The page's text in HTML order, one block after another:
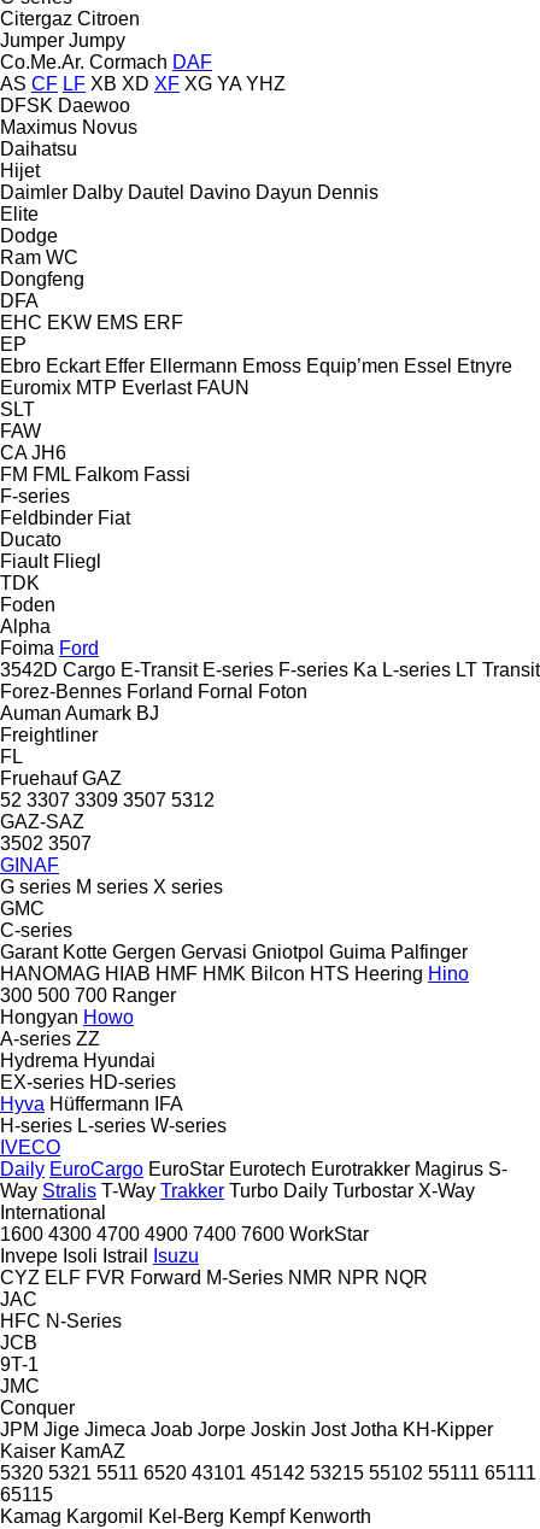
Citergaz Citroen
Jumper Jumpy
Co.Me.Ar. Cormach DAF
AS CF LF XB XD XF XG YA YHZ
DFSK Daewoo
Maximus Novus
Daihatsu
Hijet
Daimler Dalby Dautel Davino Dayun Dennis
Elite
Dodge
Ram WC
Dongfeng
DFA
EHC EKW EMS ERF
EP
Ebro Eckart Effer Ellermann Emoss Equip’men Essel Etnyre
Euromix MTP Everlast FAUN
SLT
FAW
CA JH6
FM FML Falkom Fassi
F-series
Feldbinder Fiat
Ducato
Fiault Fliegl
TDK
Foden
Alpha
Foima Ford
3542D Cargo E-Transit E-series F-series Ka L-series LT Transit
Forez-Bennes Forland Fornal
Foton
Auman Aumark BJ
Freightliner
FL
Fruehauf GAZ
52 3307 3309 3507 5312
GAZ-SAZ
3502 3507
GINAF
G series M series X series
GMC
C-series
Garant Kotte Gergen Gervasi Gniotpol Guima Palfinger
HANOMAG HIAB HMF HMK Bilcon HTS Heering Hino
300 500 700 Ranger
Hongyan Howo
A-series ZZ
Hydrema Hyundai
EX-series HD-series
Hyva Hüffermann
IFA
H-series L-series W-series
IVECO
Daily EuroCargo EuroStar Eurotech Eurotrakker Magirus S-
Way Stralis T-Way Trakker Turbo Daily Turbostar X-Way
International
1600 4300 4700 4900 7400 7600 WorkStar
Invepe Isoli Istrail
Isuzu
CYZ ELF FVR Forward M-Series NMR NPR NQR
JAC
HFC N-Series
JCB
9T-1
JMC
Conquer
JPM Jige Jimeca Joab Jorpe Joskin Jost Jotha KH-Kipper
Kaiser KamAZ
5320 5321 5511 6520 43101 45142 53215 55102 55111 65111
65115
Kamag Kargomil Kel-Berg Kempf Kenworth